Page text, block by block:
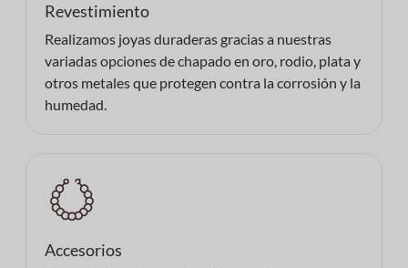
Revestimiento
Realizamos joyas duraderas gracias a nuestras
variadas opciones de chapado en oro, rodio, plata y
otros metales que protegen contra la corrosión y la
humedad.
Accesorios